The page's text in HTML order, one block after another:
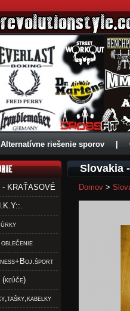
Alternatívne riešenie sporov
KRAŤASOVÉ
(kľúče)
Slovakia
Domov >